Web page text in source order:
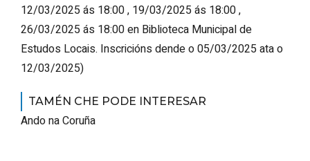
12/03/2025 ás 18:00 , 19/03/2025 ás 18:00 ,
26/03/2025 ás 18:00en Biblioteca Municipal de
Estudos Locais. Inscricións dende o 05/03/2025 ata o
12/03/2025)
TAMÉN CHE PODE INTERESAR
Ando na Coruña